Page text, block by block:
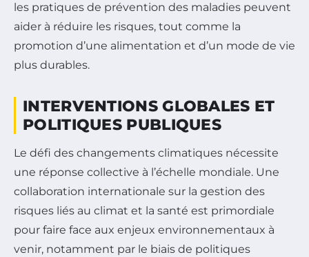
les pratiques de prévention des maladies peuvent
aider à réduire les risques, tout comme la
promotion d’une alimentation et d’un mode de vie
plus durables.
INTERVENTIONS GLOBALES ET
POLITIQUES PUBLIQUES
Le défi des changements climatiques nécessite
une réponse collective à l’échelle mondiale. Une
collaboration internationale sur la gestion des
risques liés au climat et la santé est primordiale
pour faire face aux enjeux environnementaux à
venir, notamment par le biais de politiques